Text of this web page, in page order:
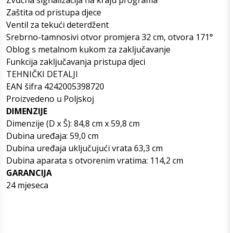
Zaštita od pristupa djece
Ventil za tekući deterdžent
Srebrno-tamnosivi otvor promjera 32 cm, otvora 171°
Oblog s metalnom kukom za zaključavanje
Funkcija zaključavanja pristupa djeci
TEHNIČKI DETALJI
EAN šifra 4242005398720
Proizvedeno u Poljskoj
DIMENZIJE
Dimenzije (D x Š): 84,8 cm x 59,8 cm
Dubina uređaja: 59,0 cm
Dubina uređaja uključujući vrata 63,3 cm
Dubina aparata s otvorenim vratima: 114,2 cm
GARANCIJA
24 mjeseca